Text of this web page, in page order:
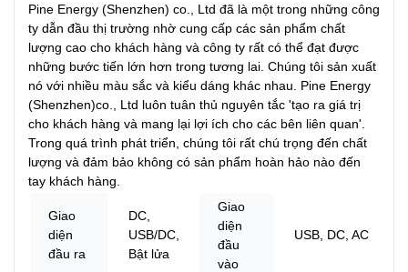
Pine Energy (Shenzhen) co., Ltd đã là một trong những công
ty dẫn đầu thị trường nhờ cung cấp các sản phẩm chất
lượng cao cho khách hàng và công ty rất có thể đạt được
những bước tiến lớn hơn trong tương lai. Chúng tôi sản xuất
nó với nhiều màu sắc và kiểu dáng khác nhau. Pine Energy
(Shenzhen)co., Ltd luôn tuân thủ nguyên tắc 'tạo ra giá trị
cho khách hàng và mang lại lợi ích cho các bên liên quan'.
Trong quá trình phát triển, chúng tôi rất chú trọng đến chất
lượng và đảm bảo không có sản phẩm hoàn hảo nào đến
tay khách hàng.
Giao
diện
đầu ra
DC,
USB/DC,
Bật lửa
Giao
diện
đầu
vào
USB, DC, AC